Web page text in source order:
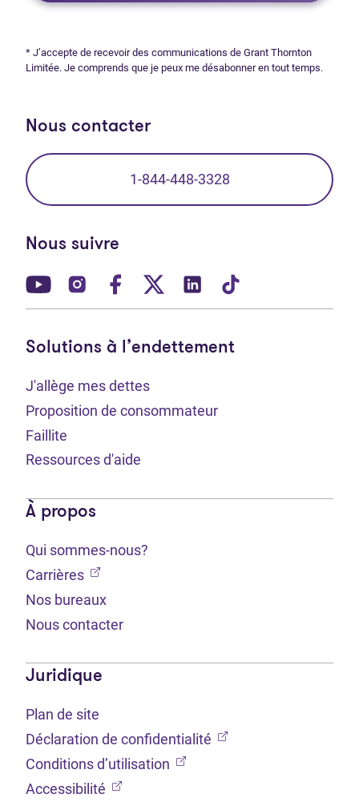
* J’accepte de recevoir des communications de Grant Thornton
Limitée. Je comprends que je peux me désabonner en tout temps.
Nous contacter
1-844-448-3328
Nous suivre
(Ouvre dans un nouvel onglet)
(Ouvre dans un nouvel onglet)
(Ouvre dans un nouvel onglet)
(Ouvre dans un nouvel
(Ouvre dans un
Solutions à l’endettement
J'allège mes dettes
Proposition de consommateur
Faillite
Ressources d'aide
À propos
Qui sommes-nous?
Carrières (Ouvre dans un nouvel onglet)
Nos bureaux
Nous contacter
Juridique
Plan de site
Déclaration de confidentialité (Ouvre dans un
Conditions d’utilisation (Ouvre dans un nouvel
Accessibilité (Ouvre dans un nouvel onglet)